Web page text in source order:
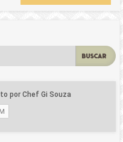
BUSCAR